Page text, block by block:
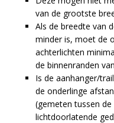
van de grootste
Als de breedte van
minder is, moet de
achterlichten
de binnenranden
Is de aanhanger/
de onderlinge
(gemeten tussen
lichtdoorlatende